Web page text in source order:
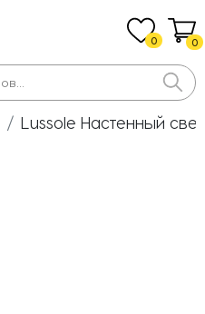
0 0
Lussole Настенный